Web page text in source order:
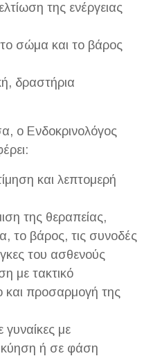
της ενέργειας
σώμα και το βάρος
δραστήρια
ο Ενδοκρινολόγος
και λεπτομερή
της θεραπείας,
το βάρος, τις συνοδές
του ασθενούς
με τακτικό
και προσαρμογή της
γυναίκες με
κύηση ή σε φάση